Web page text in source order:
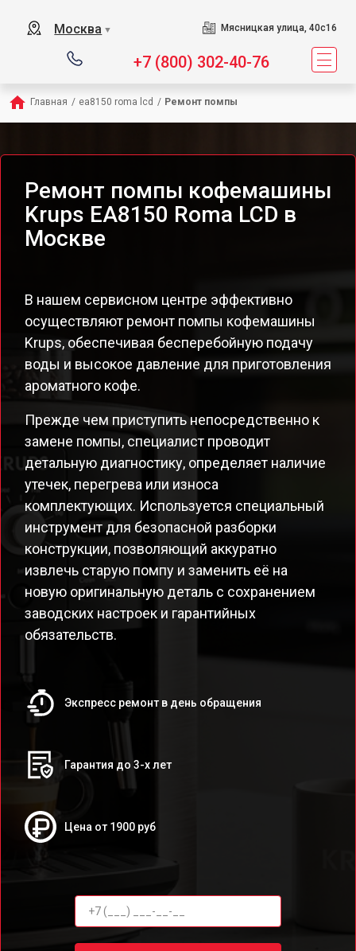
Москва ▼ Мясницкая улица, 40с16
+7 (800) 302-40-76
Главная / ea8150 roma lcd / Ремонт помпы
Ремонт помпы кофемашины
Krups EA8150 Roma LCD в
Москве
В нашем сервисном центре эффективно
осуществляют ремонт помпы кофемашины
Krups, обеспечивая бесперебойную подачу
воды и высокое давление для приготовления
ароматного кофе.
Прежде чем приступить непосредственно к
замене помпы, специалист проводит
детальную диагностику, определяет наличие
утечек, перегрева или износа
комплектующих. Используется специальный
инструмент для безопасной разборки
конструкции, позволяющий аккуратно
извлечь старую помпу и заменить её на
новую оригинальную деталь с сохранением
заводских настроек и гарантийных
обязательств.
Экспресс ремонт в день обращения
Гарантия до 3-х лет
Цена от 1900 руб